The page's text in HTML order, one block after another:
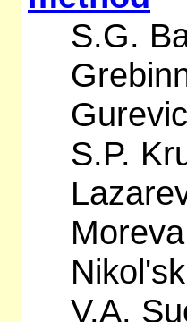
S.G.
S.P.
Moreva
V.A.